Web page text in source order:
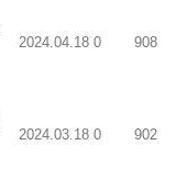
2024.04.18 0 908
2024.03.18 0 902